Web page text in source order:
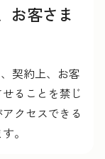
お客さま
契約上、お客
ることを禁じ
クセスできる
。